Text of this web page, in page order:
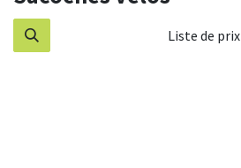
Liste de prix